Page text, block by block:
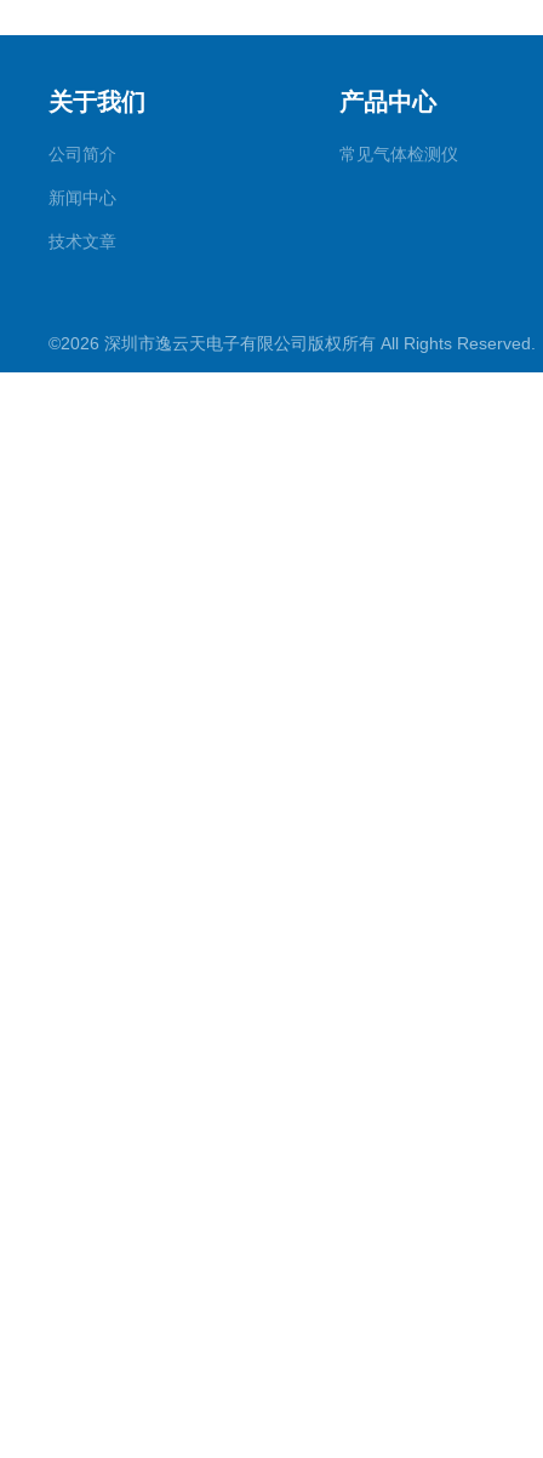
关于我们
公司简介
新闻中心
技术文章
产品中心
常见气体检测仪
©2026 深圳市逸云天电子有限公司版权所有 All Rights